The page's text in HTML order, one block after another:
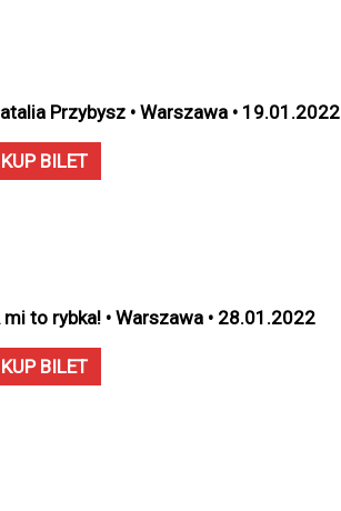
Przybysz • Warszawa • 19.01.2022
KUP BILET
mi to rybka! • Warszawa • 28.01.2022
KUP BILET